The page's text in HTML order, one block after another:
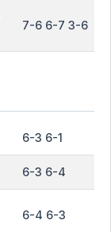
7-6 6-7 3-6
6-3 6-1
6-3 6-4
6-4 6-3